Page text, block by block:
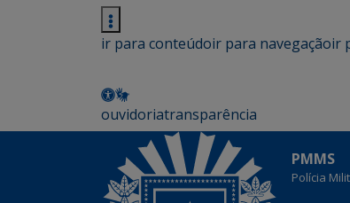
ir para conteúdoir para navegaçãoir
ouvidoriatransparência
PMMS
Polícia